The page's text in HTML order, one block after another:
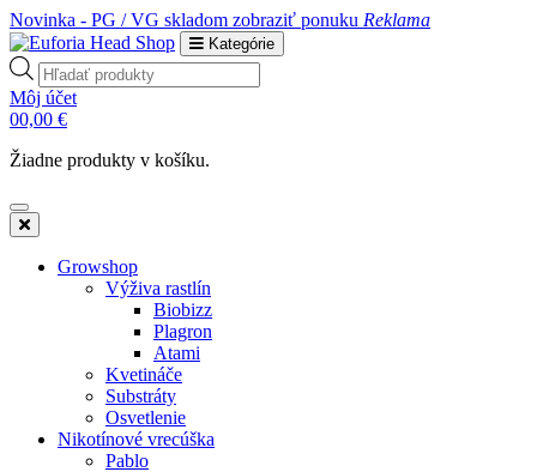
Novinka - PG / VG skladom zobraziť ponuku Reklama
Kategórie
Products
search
Môj účet
00,00 €
Žiadne produkty v košíku.
Growshop
Výživa rastlín
Biobizz
Plagron
Atami
Kvetináče
Substráty
Osvetlenie
Nikotínové vrecúška
Pablo